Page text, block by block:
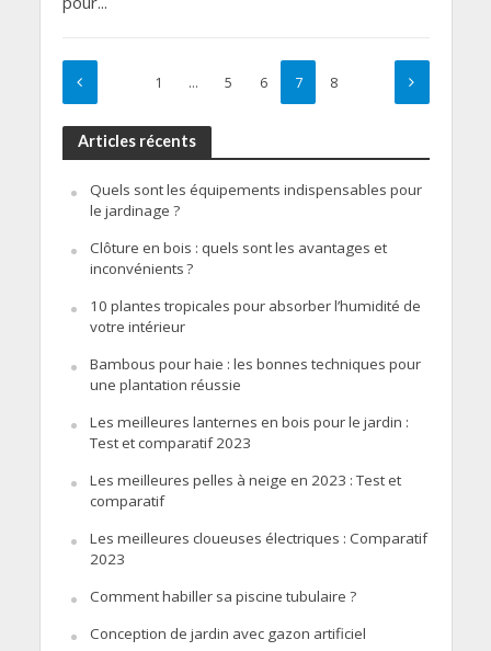
1 … 5 6 7 8
Articles récents
Quels sont les équipements indispensables pour
le jardinage ?
Clôture en bois : quels sont les avantages et
inconvénients ?
10 plantes tropicales pour absorber l’humidité de
votre intérieur
Bambous pour haie : les bonnes techniques pour
une plantation réussie
Les meilleures lanternes en bois pour le jardin :
Test et comparatif 2023
Les meilleures pelles à neige en 2023 : Test et
comparatif
Les meilleures cloueuses électriques : Comparatif
2023
Comment habiller sa piscine tubulaire ?
Conception de jardin avec gazon artificiel